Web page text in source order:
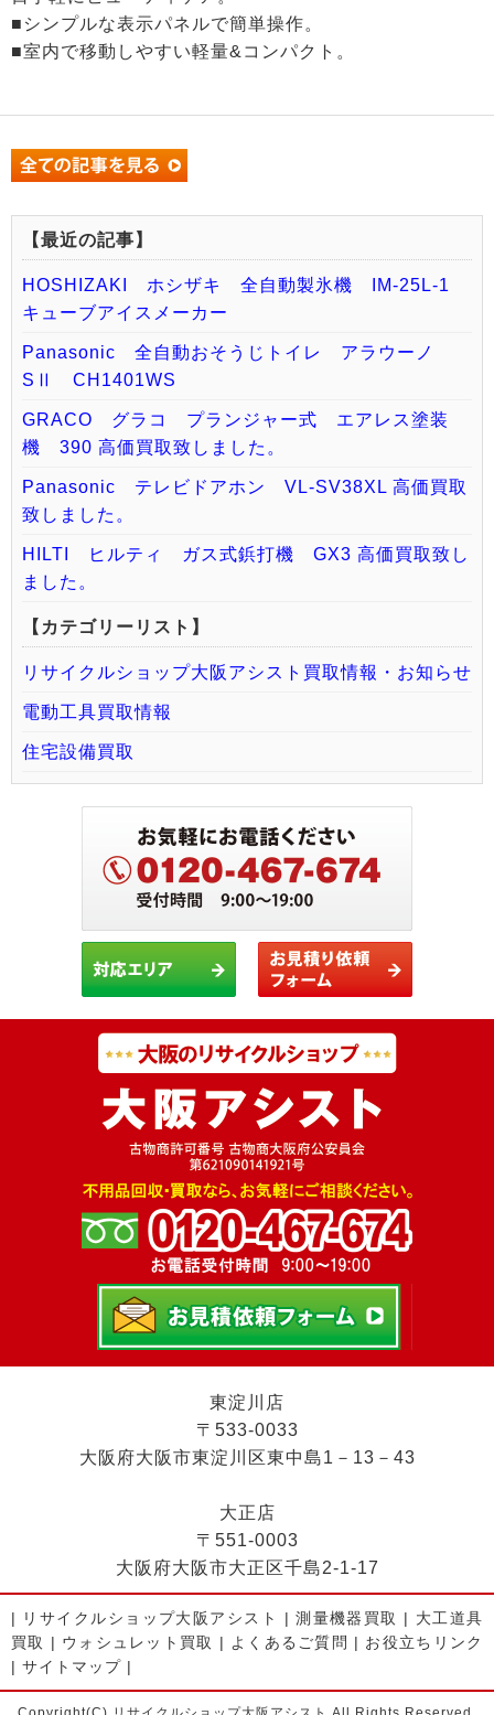
■シンプルな表示パネルで簡単操作。
■室内で移動しやすい軽量&コンパクト。
【最近の記事】
HOSHIZAKI ホシザキ 全自動製氷機 IM-25L-1
キューブアイスメーカー
Panasonic 全自動おそうじトイレ アラウーノ
SⅡ CH1401WS
GRACO グラコ プランジャー式 エアレス塗装
機 390 高価買取致しました。
Panasonic テレビドアホン VL-SV38XL 高価買取
致しました。
HILTI ヒルティ ガス式鋲打機 GX3 高価買取致し
ました。
【カテゴリーリスト】
リサイクルショップ大阪アシスト買取情報・お知らせ
電動工具買取情報
住宅設備買取
東淀川店
〒533-0033
大阪府大阪市東淀川区東中島1－13－43
大正店
〒551-0003
大阪府大阪市大正区千島2-1-17
| リサイクルショップ大阪アシスト |測量機器買取 | 大工道具
買取
| ウォシュレット買取 | よくあるご質問 | お役立ちリンク
| サイトマップ |